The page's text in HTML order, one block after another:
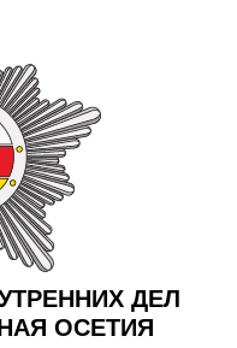
ДЕЛ
ОСЕТИЯ